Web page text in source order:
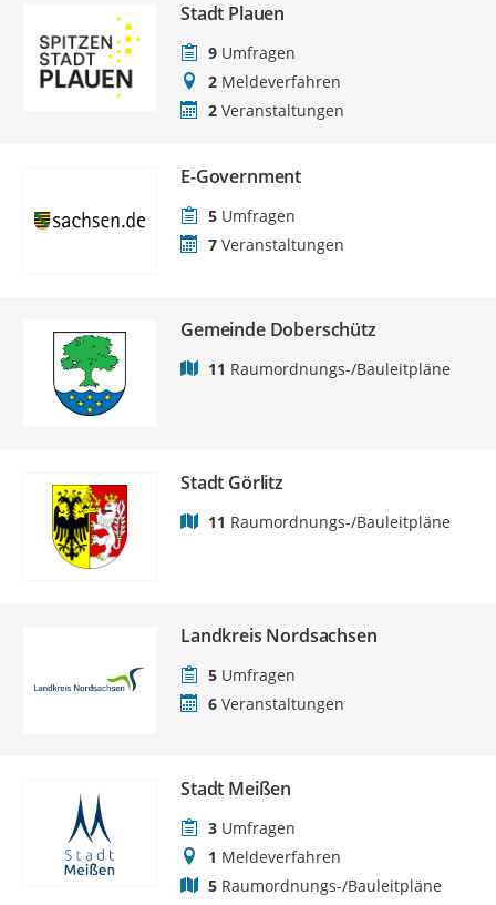
Stadt Plauen
9 Umfragen
2 Meldeverfahren
2 Veranstaltungen
E-Government
5 Umfragen
7 Veranstaltungen
Gemeinde Doberschütz
11 Raumordnungs-/Bauleitpläne
Stadt Görlitz
11 Raumordnungs-/Bauleitpläne
Landkreis Nordsachsen
5 Umfragen
6 Veranstaltungen
Stadt Meißen
3 Umfragen
1 Meldeverfahren
5 Raumordnungs-/Bauleitpläne